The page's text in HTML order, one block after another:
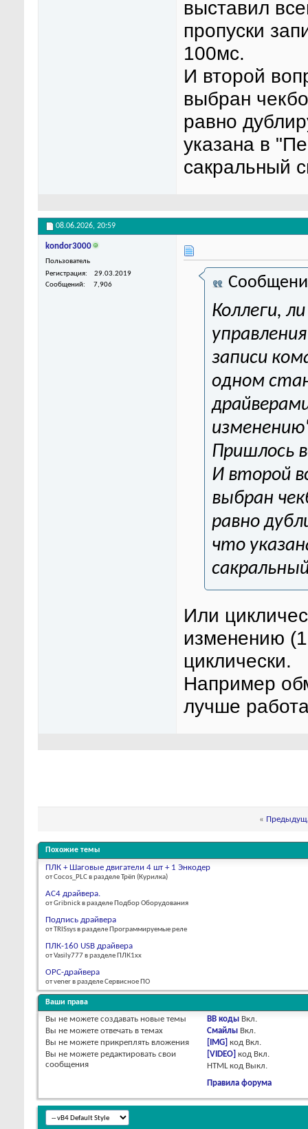
выставил
пропуски
100мс.
И второй
выбран
равно
указана в
сакральный
08.06.2026, 20:59
kondor3000
Пользователь
Регистрация
29.03.2019
Сообщений
7,906
Коллеги,
записи
одном
Пришлось
И второй
выбран
равно
что
Или
изменению
циклически.
Например
лучше
«
Похожие темы
ПЛК + Шаговые двигатели 4 шт + 1 Энкодер
от Cocos_PLC в разделе Трёп (Курилка)
AC4 драйвера.
от Gribnick в разделе Подбор Оборудования
Подпись драйвера
от TRISsys в разделе Программируемые реле
ПЛК-160 USB драйвера
от Vasily777 в разделе ПЛК1хх
OPC-драйвера
от vener в разделе Сервисное ПО
Ваши права
Вы не можете создавать новые темы
Вы не можете отвечать в темах
Вы не можете прикреплять вложения
Вы не можете редактировать свои
сообщения
BB коды Вкл.
Смайлы Вкл.
[IMG] код Вкл.
[VIDEO] код Вкл.
HTML код Выкл.
Правила форума